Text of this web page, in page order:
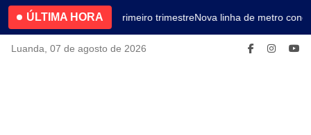
ÚLTIMA HORA4.2% no primeiro trimestreNova linha de metro
Luanda, 07 de agosto de 2026